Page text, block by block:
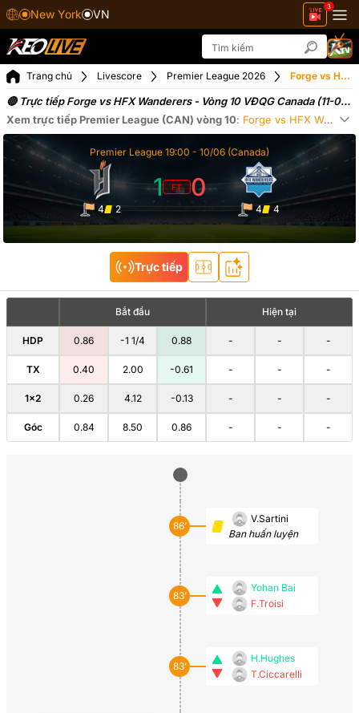
New York VN
3
Trang chủ Livescore Premier League 2026 Forge vs HFX Wanderers ngày 11-06-2026
🔴 Trực tiếp Forge vs HFX Wanderers - Vòng 10 VĐQG Canada (11-06-
2026)
Xem trực tiếp Premier League (CAN) vòng 10: Forge vs HFX Wanderers
Premier League 19:00 - 10/06 (Canada)
4 2
1 FT 0
4 4
Trực tiếp
Bắt đầu Hiện tại
HDP 0.86 -1 1/4 0.88 - - -
TX 0.40 2.00 -0.61 - - -
1×2 0.26 4.12 -0.13 - - -
Góc 0.84 8.50 0.86 - - -
86’
V.Sartini
Ban huấn luyện
83’
Yohan Bai
F.Troisi
83’
H.Hughes
T.Ciccarelli